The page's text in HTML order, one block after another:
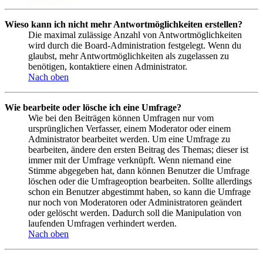
Wieso kann ich nicht mehr Antwortmöglichkeiten erstellen?
Die maximal zulässige Anzahl von Antwortmöglichkeiten
wird durch die Board-Administration festgelegt. Wenn du
glaubst, mehr Antwortmöglichkeiten als zugelassen zu
benötigen, kontaktiere einen Administrator.
Nach oben
Wie bearbeite oder lösche ich eine Umfrage?
Wie bei den Beiträgen können Umfragen nur vom
ursprünglichen Verfasser, einem Moderator oder einem
Administrator bearbeitet werden. Um eine Umfrage zu
bearbeiten, ändere den ersten Beitrag des Themas; dieser ist
immer mit der Umfrage verknüpft. Wenn niemand eine
Stimme abgegeben hat, dann können Benutzer die Umfrage
löschen oder die Umfrageoption bearbeiten. Sollte allerdings
schon ein Benutzer abgestimmt haben, so kann die Umfrage
nur noch von Moderatoren oder Administratoren geändert
oder gelöscht werden. Dadurch soll die Manipulation von
laufenden Umfragen verhindert werden.
Nach oben